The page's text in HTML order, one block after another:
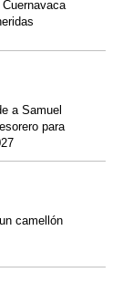
a Samuel
para
camellón